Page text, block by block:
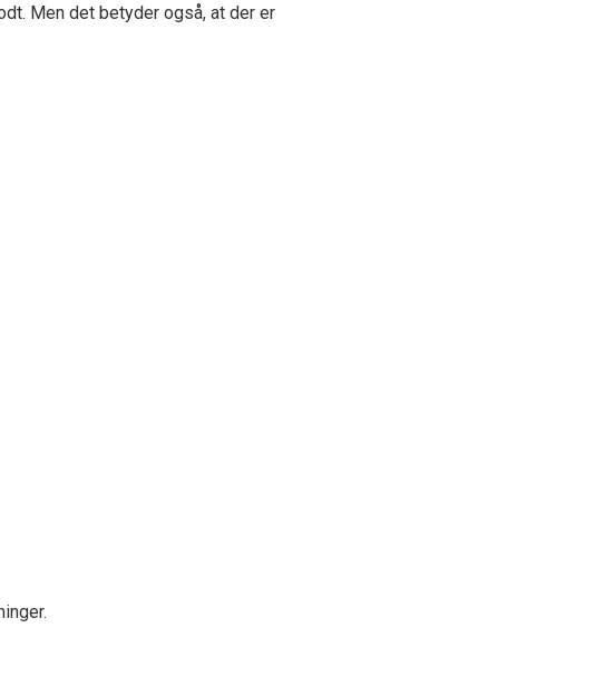
Men det betyder også, at der er